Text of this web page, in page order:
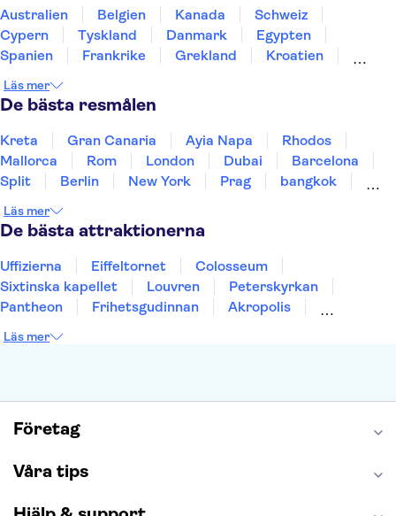
Australien Belgien Kanada
Schweiz
Cypern
Tyskland Danmark
Egypten
Spanien
Frankrike Grekland
Kroatien
Sverige
Thailand
Läs mer
De bästa resmålen
Kreta Gran Canaria Ayia Napa
Rhodos
Mallorca
Rom London Dubai
Barcelona
Split
Berlin New York Prag
bangkok
Uppsala
Helsingborg
Läs mer
De bästa attraktionerna
Uffizierna Eiffeltornet
Colosseum
Sixtinska kapellet
Louvren
Peterskyrkan
Pantheon
Frihetsgudinnan
Akropolis
Burj Khalifa
Läs mer
Företag
Våra tips